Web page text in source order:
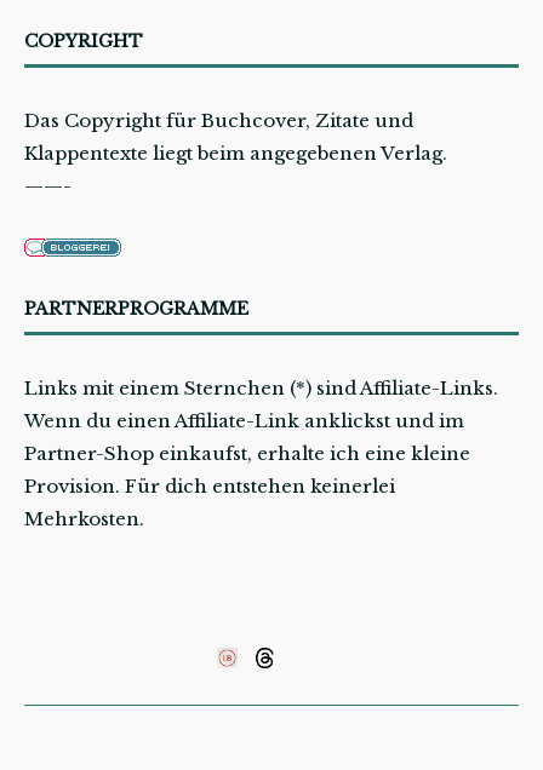
COPYRIGHT
Das Copyright für Buchcover, Zitate und
Klappentexte liegt beim angegebenen Verlag.
——-
PARTNERPROGRAMME
Links mit einem Sternchen (*) sind Affiliate-Links.
Wenn du einen Affiliate-Link anklickst und im
Partner-Shop einkaufst, erhalte ich eine kleine
Provision. Für dich entstehen keinerlei
Mehrkosten.